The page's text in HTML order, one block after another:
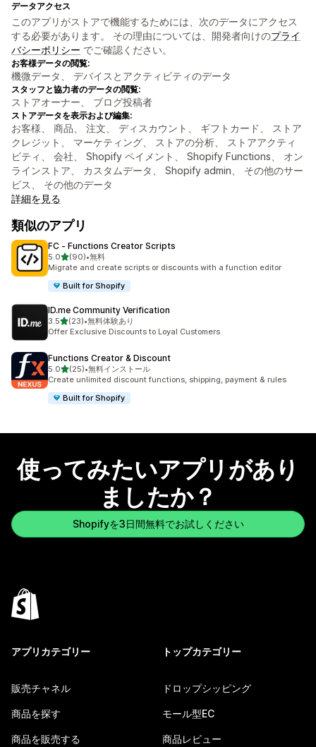
データアクセス
このアプリがストアで機能するためには、次のデータにアクセス
する必要があります。 その理由については、開発者向けのプライ
バシーポリシー でご確認ください。
お客様データの閲覧:
機微データ、 デバイスとアクティビティのデータ
スタッフと協力者のデータの閲覧:
ストアオーナー、 ブログ投稿者
ストアデータを表示および編集:
お客様、 商品、 注文、 ディスカウント、 ギフトカード、 ストア
クレジット、 マーケティング、 ストアの分析、 ストアアクティ
ビティ、 会社、 Shopify ペイメント、 Shopify Functions、 オン
ラインストア、 カスタムデータ、 Shopify admin、 その他のサー
ビス、 その他のデータ
詳細を見る
類似のアプリ
FC ‑ Functions Creator Scripts
5.05つ星中
(90)
合計レビュー数：90件
•無料
Migrate and create scripts or discounts with a function editor
Built for Shopify
ID.me Community Verification
3.55つ星中
(23)
合計レビュー数：23件
•無料体験あり
Offer Exclusive Discounts to Loyal Customers
Functions Creator & Discount
5.05つ星中
(25)
合計レビュー数：25件
•無料インストール
Create unlimited discount functions, shipping, payment & rules
Built for Shopify
使ってみたいアプリがあり
ましたか？
Shopifyを3日間無料でお試しください
アプリカテゴリー
販売チャネル
商品を探す
商品を販売する
トップカテゴリー
ドロップシッピング
モール型EC
商品レビュー